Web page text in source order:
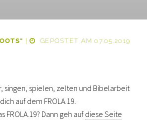
| GEPOSTET AM 07.05.2019
singen, spielen, zelten und Bibelarbeit
auf dem FROLA.19.
FROLA.19? Dann geh auf diese Seite